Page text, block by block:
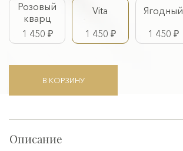
Розовый
кварц
1 450 ₽
Vita
1 450 ₽
Ягодный
1 450 ₽
В КОРЗИНУ
Описание